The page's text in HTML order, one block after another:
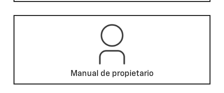
Manual de propietario